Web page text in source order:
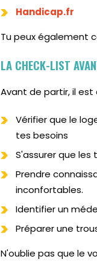
Handicap.fr
Tu peux également
LA CHECK-LIST
Avant de partir, il est
Vérifier que le
tes besoins
S'assurer que
Prendre
inconfortables.
Identifier un
Préparer une
N'oublie pas que le